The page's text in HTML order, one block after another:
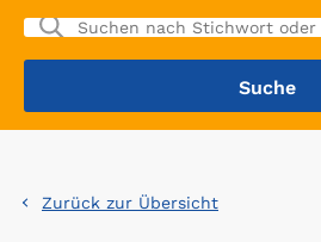
Zurück zur Übersicht